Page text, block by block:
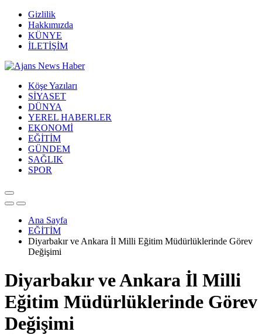
Gizlilik
Hakkımızda
KÜNYE
İLETİŞİM
Köşe Yazıları
SİYASET
DÜNYA
YEREL HABERLER
EKONOMİ
EĞİTİM
GÜNDEM
SAĞLIK
SPOR
Ana Sayfa
EĞİTİM
Diyarbakır ve Ankara İl Milli Eğitim Müdürlüklerinde Görev
Değişimi
Diyarbakır ve Ankara İl Milli
Eğitim Müdürlüklerinde Görev
Değişimi